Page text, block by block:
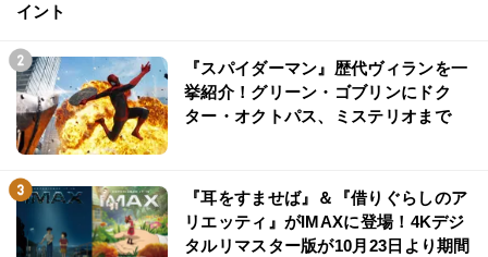
イント
『スパイダーマン』歴代ヴィランを一
挙紹介！グリーン・ゴブリンにドク
ター・オクトパス、ミステリオまで
『耳をすませば』＆『借りぐらしのア
リエッティ』がIMAXに登場！4Kデジ
タルリマスター版が10月23日より期間